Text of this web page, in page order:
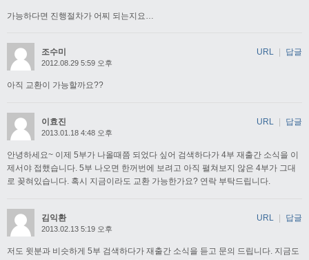
가능하다면 진행절차가 어찌 되는지요…
조수미
2012.08.29 5:59 오후
아직 교환이 가능할까요??
URL 답글
이효진
2013.01.18 4:48 오후
안녕하세요~ 이제 5부가 나올때쯤 되었다 싶어 검색하다가 4부 재출간 소식을 이
제서야 접했습니다. 5부 나오면 한꺼번에 보려고 아직 펼쳐보지 않은 4부가 그대
로 꽂혀있습니다. 혹시 지금이라도 교환 가능한가요? 연락 부탁드립니다.
URL 답글
김익환
2013.02.13 5:19 오후
저도 윗분과 비슷하게 5부 검색하다가 재출간 소식을 듣고 문의 드립니다. 지금도
URL 답글